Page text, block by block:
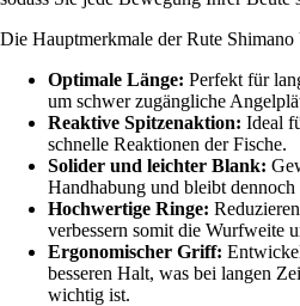
Die Hauptmerkmale der Rute
Optimale Länge: Perfekt für
um schwer zugängliche
Reaktive Spitzenaktion: Ideal
schnelle Reaktionen der Fische.
Solider und leichter Blank:
Handhabung und bleibt
Hochwertige Ringe:
verbessern somit die Wurfweite
Ergonomischer Griff:
besseren Halt, was bei langen
wichtig ist.